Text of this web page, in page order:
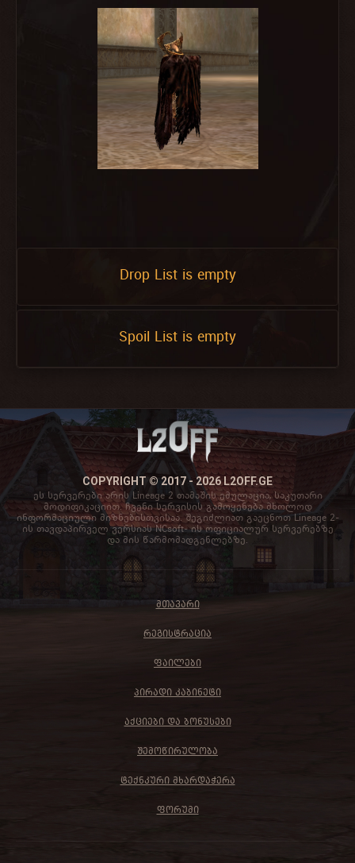
Drop List is empty
Spoil List is empty
COPYRIGHT © 2017 - 2026 L2OFF.GE
ეს სერვერები არის Lineage 2 თამაშის ემულაცია, საკუთარი
მოდიფიკაციით. ჩვენი სერვისის გამოყენება მხოლოდ
ინფორმაციული მიზნებისთვისაა. შეგიძლიათ გაეცნოთ Lineage 2-
ის თავდაპირველ ვერსიას NCsoft- ის ოფიციალურ სერვერებზე
და მის წარმომადგენლებზე.
ᲛᲗᲐᲕᲐᲠᲘ
ᲠᲔᲒᲘᲡᲢᲠᲐᲪᲘᲐ
ᲤᲐᲘᲚᲔᲑᲘ
ᲞᲘᲠᲐᲓᲘ ᲙᲐᲑᲘᲜᲔᲢᲘ
ᲐᲥᲪᲘᲔᲑᲘ ᲓᲐ ᲑᲝᲜᲣᲡᲔᲑᲘ
ᲨᲔᲛᲝᲬᲘᲠᲣᲚᲝᲑᲐ
ᲢᲔᲥᲜᲙᲣᲠᲘ ᲛᲮᲐᲠᲓᲐᲭᲔᲠᲐ
ᲤᲝᲠᲣᲛᲘ